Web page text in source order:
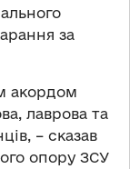
за
акордом
лаврова та
– сказав
опору ЗСУ